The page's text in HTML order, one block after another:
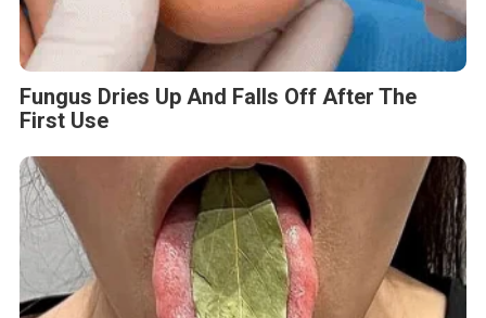
Fungus Dries Up And Falls Off After The
First Use